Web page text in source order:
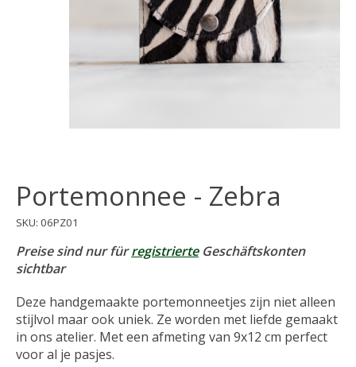
Portemonnee - Zebra
SKU: 06PZ01
Preise sind nur fürregistrierteGeschäftskonten
sichtbar
Deze handgemaakte portemonneetjes zijn niet alleen
stijlvol maar ook uniek. Ze worden met liefde gemaakt
in ons atelier. Met een afmeting van 9x12 cm perfect
voor al je pasjes.